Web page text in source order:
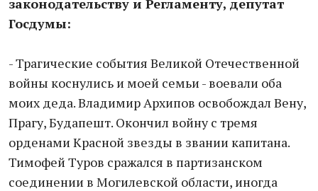
законодательству и Регламенту, депутат
Госдумы:
- Трагические события Великой Отечественной
войны коснулись и моей семьи - воевали оба
моих деда. Владимир Архипов освобождал Вену,
Прагу, Будапешт. Окончил войну с тремя
орденами Красной звезды в звании капитана.
Тимофей Туров сражался в партизанском
соединении в Могилевской области, иногда